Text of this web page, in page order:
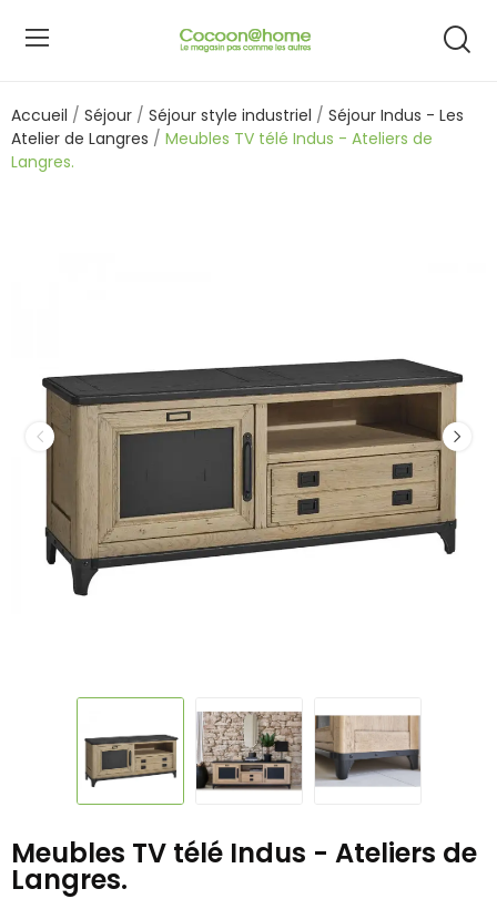
Accueil Séjour Séjour style industriel
Séjour Indus - Les
Atelier de Langres
Meubles TV télé Indus - Ateliers de
Langres.
Meubles TV télé Indus - Ateliers de
Langres.